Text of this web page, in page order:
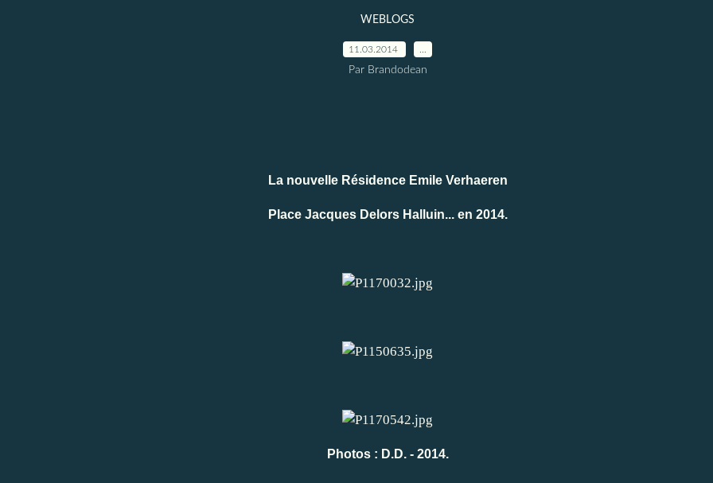
WEBLOGS
11.03.2014
Par Brandodean
La nouvelle Résidence Emile Verhaeren
Place Jacques Delors Halluin... en 2014.
Photos : D.D. - 2014.